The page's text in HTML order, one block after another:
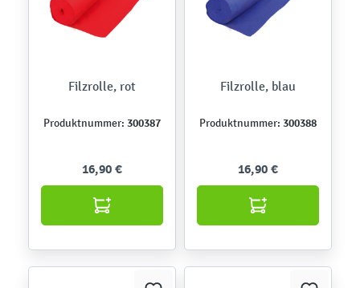
Filzrolle, rot
Produktnummer: 300387
16,90 €
Filzrolle, blau
Produktnummer: 300388
16,90 €